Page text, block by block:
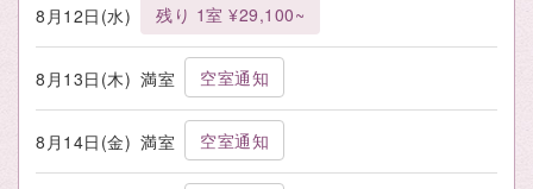
8月12日(水) 残り 1室 ¥29,100~
8月13日(木) 満室 空室通知
8月14日(金) 満室 空室通知